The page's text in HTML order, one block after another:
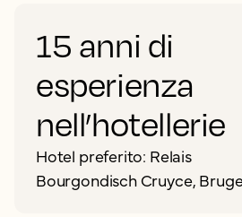
15 anni di
esperienza
nell’hotellerie
Hotel preferito: Relais
Bourgondisch Cruyce,